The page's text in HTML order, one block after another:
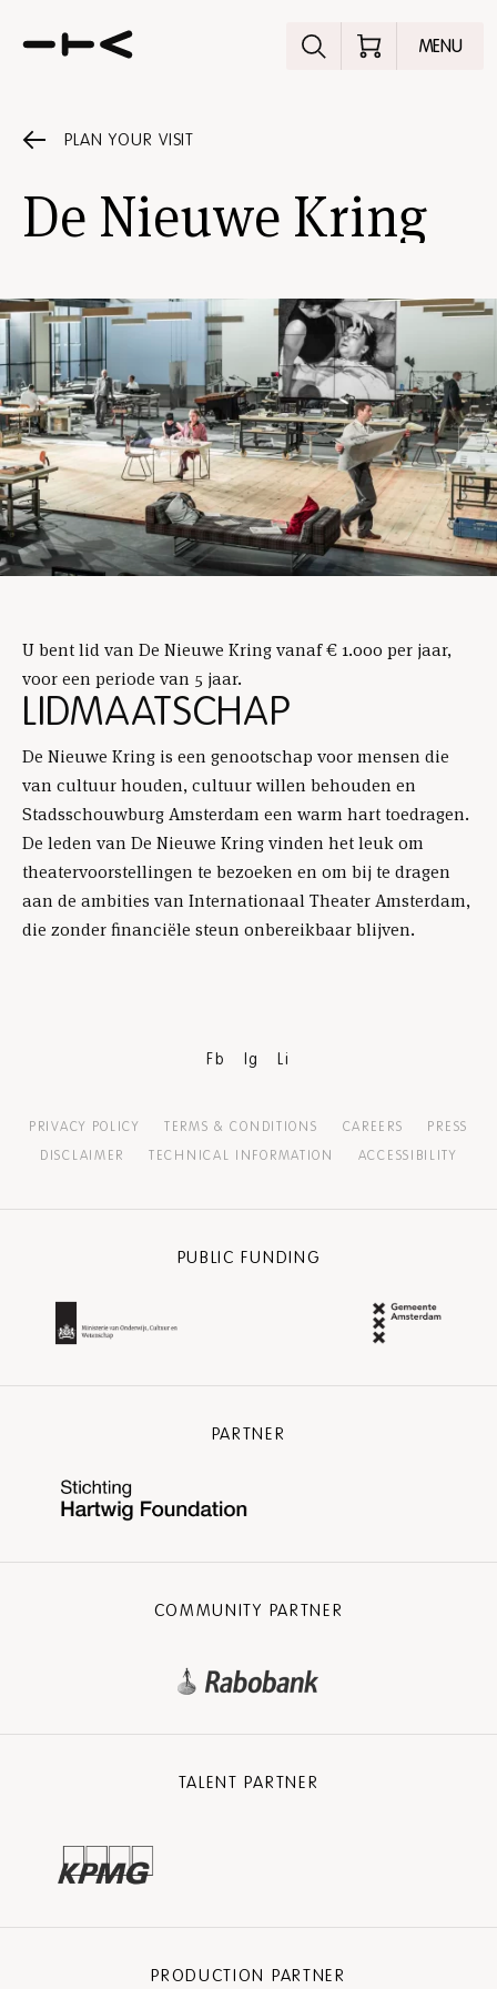
Explore the
MENU
PLAN YOUR VISIT
De Nieuwe Kring
U bent lid van De Nieuwe Kring vanaf € 1.000 per jaar,
voor een periode van 5 jaar.
LIDMAATSCHAP
De Nieuwe Kring is een genootschap voor mensen die
van cultuur houden, cultuur willen behouden en
Stadsschouwburg Amsterdam een warm hart toedragen.
De leden van De Nieuwe Kring vinden het leuk om
theatervoorstellingen te bezoeken en om bij te dragen
aan de ambities van Internationaal Theater Amsterdam,
die zonder financiële steun onbereikbaar blijven.
Fb Ig Li
PRIVACY POLICY TERMS & CONDITIONS CAREERS
PRESS
DISCLAIMER
TECHNICAL INFORMATION ACCESSIBILITY
PUBLIC FUNDING
PARTNER
COMMUNITY PARTNER
TALENT PARTNER
PRODUCTION PARTNER